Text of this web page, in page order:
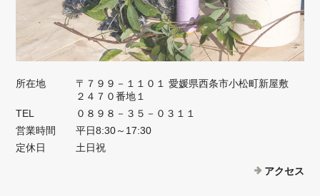
所在地
〒７９９－１１０１ 愛媛県西条市小松町新屋敷
２４７０番地１
TEL
０８９８－３５－０３１１
営業時間
平日8:30～17:30
定休日
土日祝
アクセス